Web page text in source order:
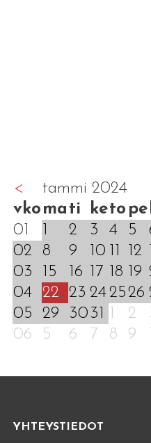
< tammi 2024
vko ma ti keto pe
01
2 3 4 5
02
8 9 10 12
03
15 16 17 18 19
04
22 23 242526
05
29 30 31 2
06
5 6 7 8 9
YHTEYSTIEDOT